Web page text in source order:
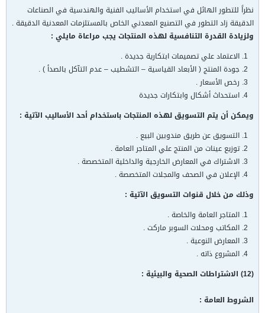
نظراً للتطور الهائل في استخدام الأساليب الفنية والهندسية في الصناعات
الدقيقة زاد التطور في التصنيع المعدني الخاص بالمستلزمات المعدنية الدقيقة .
ولزيادة القدرة التنافسية لهذه المنتجات يجب مراعاة مايلي :
الاعتماد علي تصميمات ابتكارية جديدة .
جودة المنتج ( الأبعاد القياسية – التشطيب – عدم التآكل بالصدأ ) .
رخص الأسعار .
استحداث أشكال وابتكارات جديدة
ويمكن أن يتم التسويق لهذه المنتجات باستخدام أحد الأساليب الآتية :
التسويق عن طريق مندوبين البيع .
توزيع عينات من المنتج علي المتاجر العامة .
الاشتراك في المعارض الخارجية والداخلية المتخصصة .
الإعلان في الصحف والمجلات المتخصصة .
وذلك من خلال قنوات التسويق الآتية :
المتاجر العامة والخاصة .
المكاتب ومحلات السوبر ماركت .
المعارض النوعية .
المشروع ذاته .
(12) الاشتراطات الصحية والبيئية :
الشروط العامة :